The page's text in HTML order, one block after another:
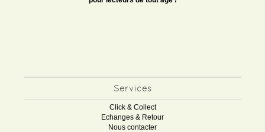
Services
Click & Collect
Echanges & Retour
Nous contacter